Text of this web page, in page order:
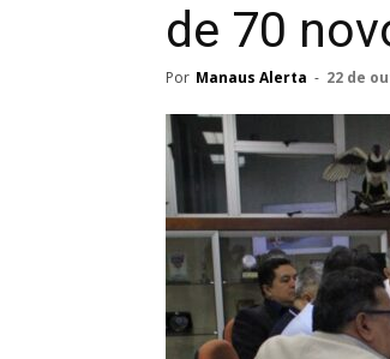
de 70
Por Manaus Alerta - 22 de